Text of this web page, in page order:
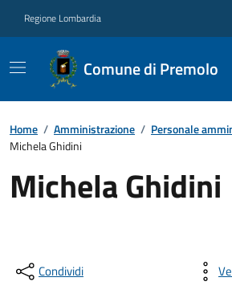
Regione Lombardia
Comune di Premolo
Home / Amministrazione / Personale
Michela Ghidini
Michela Ghidini
Condividi